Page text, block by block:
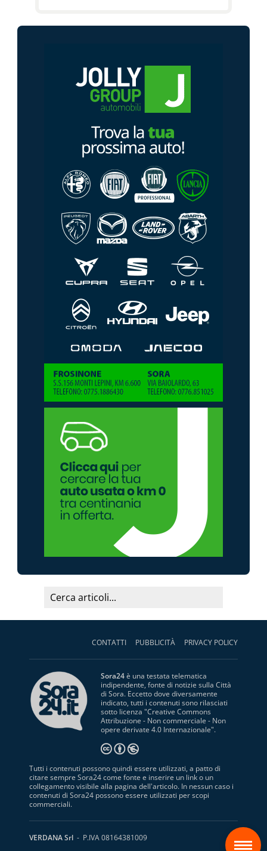
CONTATTI PUBBLICITÀ PRIVACY POLICY
Sora24è una testata telematica
indipendente, fonte di notizie sulla Città
di Sora. Eccetto dove diversamente
indicato, tutti i contenuti sono rilasciati
sotto licenza "Creative Commons
Attribuzione - Non commerciale - Non
opere derivate 4.0 Internazionale".
Tutti i contenuti possono quindi essere utilizzati, a patto di
citare sempre Sora24 come fonte e inserire un link o un
collegamento visibile alla pagina dell'articolo. In nessun caso i
contenuti di Sora24 possono essere utilizzati per scopi
commerciali.
VERDANA Srl - P.IVA 08164381009